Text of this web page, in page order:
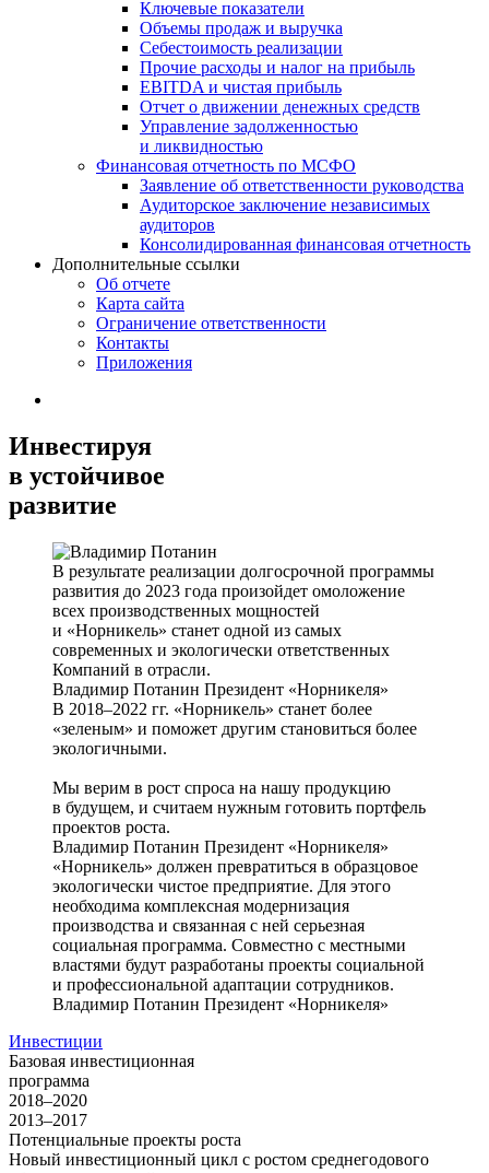
Ключевые показатели
Объемы продаж и выручка
Себестоимость реализации
Прочие расходы и налог на прибыль
EBITDA и чистая прибыль
Отчет о движении денежных средств
Управление задолженностью
и ликвидностью
Финансовая отчетность по МСФО
Заявление об ответственности руководства
Аудиторское заключение независимых
аудиторов
Консолидированная финансовая отчетность
Дополнительные ссылки
Об отчете
Карта сайта
Ограничение ответственности
Контакты
Приложения
Инвестируя
в устойчивое
развитие
В результате реализации долгосрочной программы
развития до 2023 года произойдет омоложение
всех производственных мощностей
и «Норникель» станет одной из самых
современных и экологически ответственных
Компаний в отрасли.
Владимир Потанин Президент «Норникеля»
В 2018–2022 гг. «Норникель» станет более
«зеленым» и поможет другим становиться более
экологичными.
Мы верим в рост спроса на нашу продукцию
в будущем, и считаем нужным готовить портфель
проектов роста.
Владимир Потанин Президент «Норникеля»
«Норникель» должен превратиться в образцовое
экологически чистое предприятие. Для этого
необходима комплексная модернизация
производства и связанная с ней серьезная
социальная программа. Совместно с местными
властями будут разработаны проекты социальной
и профессиональной адаптации сотрудников.
Владимир Потанин Президент «Норникеля»
Инвестиции
Базовая инвестиционная
программа
2018–2020
2013–2017
Потенциальные проекты роста
Новый инвестиционный цикл с ростом среднегодового